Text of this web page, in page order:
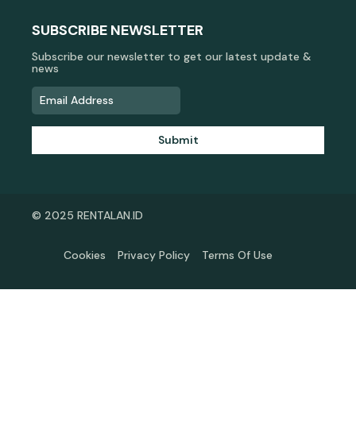
SUBSCRIBE NEWSLETTER
Subscribe our newsletter to get our latest update &
news
Submit
© 2025 RENTALAN.ID
Cookies Privacy Policy Terms Of Use